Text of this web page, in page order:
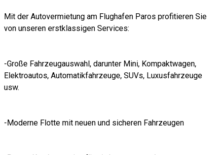
Mit der Autovermietung am Flughafen Paros profitieren Sie
von unseren erstklassigen Services:
-Große Fahrzeugauswahl, darunter Mini, Kompaktwagen,
Elektroautos, Automatikfahrzeuge, SUVs, Luxusfahrzeuge
usw.
-Moderne Flotte mit neuen und sicheren Fahrzeugen